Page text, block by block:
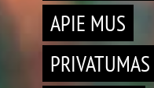
APIE MUS
PRIVATUMAS